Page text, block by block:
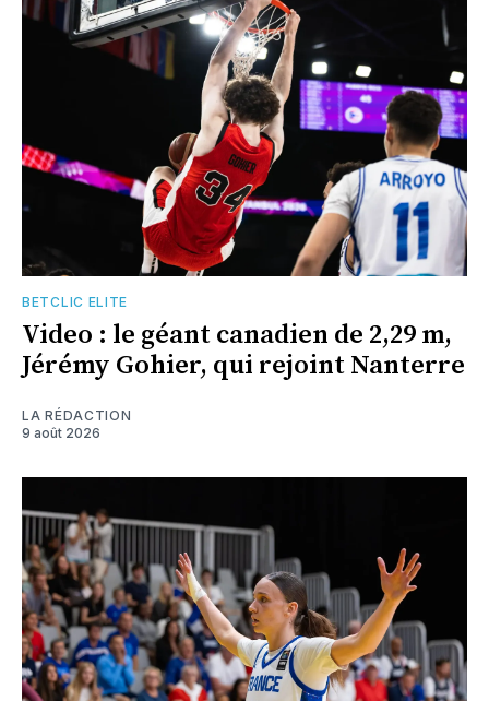
BETCLIC ELITE
Video : le géant canadien de 2,29 m,
Jérémy Gohier, qui rejoint Nanterre
LA RÉDACTION
9 août 2026